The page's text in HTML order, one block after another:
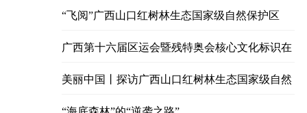
“飞阅”广西山口红树林生态国家级自然保护区
广西第十六届区运会暨残特奥会核心文化标识在
美丽中国丨探访广西山口红树林生态国家级自然